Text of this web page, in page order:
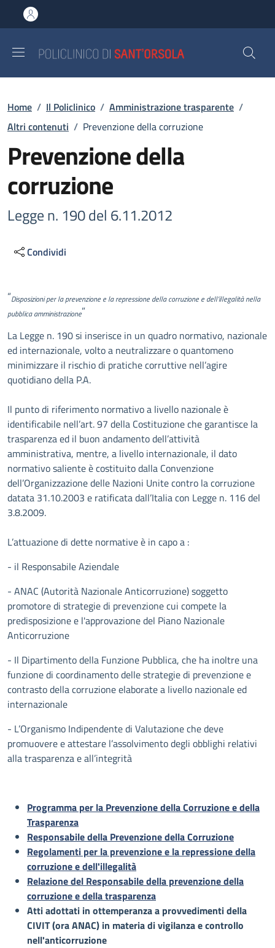
al contenuto principale
to footer content
Briciole di pane
Home / Il Policlinico / Amministrazione trasparente /
Altri contenuti / Prevenzione della corruzione
Prevenzione della
corruzione
Legge n. 190 del 6.11.2012
Condividi
Descrizione
“Disposizioni per la prevenzione e la repressione della corruzione e dell’illegalità nella
pubblica amministrazione”
La Legge n. 190 si inserisce in un quadro normativo, nazionale
ed internazionale, volto a neutralizzare o quantomeno
minimizzare il rischio di pratiche corruttive nell’agire
quotidiano della P.A.
Il punto di riferimento normativo a livello nazionale è
identificabile nell’art. 97 della Costituzione che garantisce la
trasparenza ed il buon andamento dell’attività
amministrativa, mentre, a livello internazionale, il dato
normativo saliente è costituito dalla Convenzione
dell’Organizzazione delle Nazioni Unite contro la corruzione
datata 31.10.2003 e ratificata dall’Italia con Legge n. 116 del
3.8.2009.
L’attuazione di dette normative è in capo a :
- il Responsabile Aziendale
- ANAC (Autorità Nazionale Anticorruzione) soggetto
promotore di strategie di prevenzione cui compete la
predisposizione e l'approvazione del Piano Nazionale
Anticorruzione
- Il Dipartimento della Funzione Pubblica, che ha inoltre una
funzione di coordinamento delle strategie di prevenzione e
contrasto della corruzione elaborate a livello nazionale ed
internazionale
- L’Organismo Indipendente di Valutazione che deve
promuovere e attestare l’assolvimento degli obblighi relativi
alla trasparenza e all’integrità
Programma per la Prevenzione della Corruzione e della
Trasparenza
Responsabile della Prevenzione della Corruzione
Regolamenti per la prevenzione e la repressione della
corruzione e dell'illegalità
Relazione del Responsabile della prevenzione della
corruzione e della trasparenza
Atti adottati in ottemperanza a provvedimenti della
CIVIT (ora ANAC) in materia di vigilanza e controllo
nell'anticorruzione